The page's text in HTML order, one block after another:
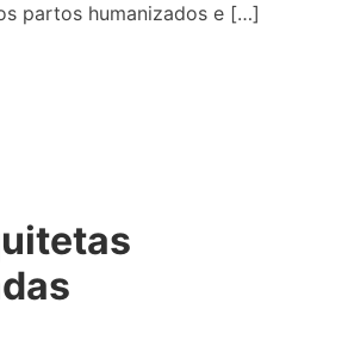
partos humanizados e […]